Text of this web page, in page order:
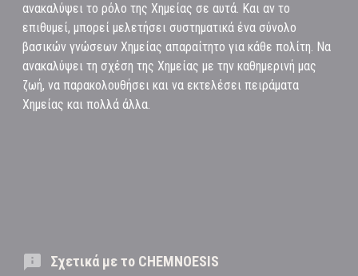
ανακαλύψει το ρόλο της Χημείας σε αυτά. Και αν το
επιθυμεί, μπορεί μελετήσει συστηματικά ένα σύνολο
βασικών γνώσεων Χημείας απαραίτητο για κάθε πολίτη. Να
ανακαλύψει τη σχέση της Χημείας με την καθημερινή μας
ζωή, να παρακολουθήσει και να εκτελέσει πειράματα
Χημείας και πολλά άλλα.
Σχετικά με το CHEMNOESIS